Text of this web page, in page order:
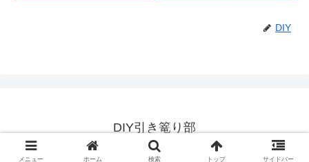
DIY
DIY引き篭り部
© 2000 DIY引き篭り部.
メニュー ホーム 検索 トップ サイドバー